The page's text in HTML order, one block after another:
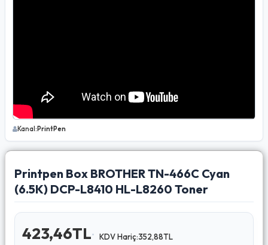
Kanal:PrintPen
Printpen Box BROTHER TN-466C Cyan
(6.5K) DCP-L8410 HL-L8260 Toner
423,46TL KDV Hariç:352,88TL